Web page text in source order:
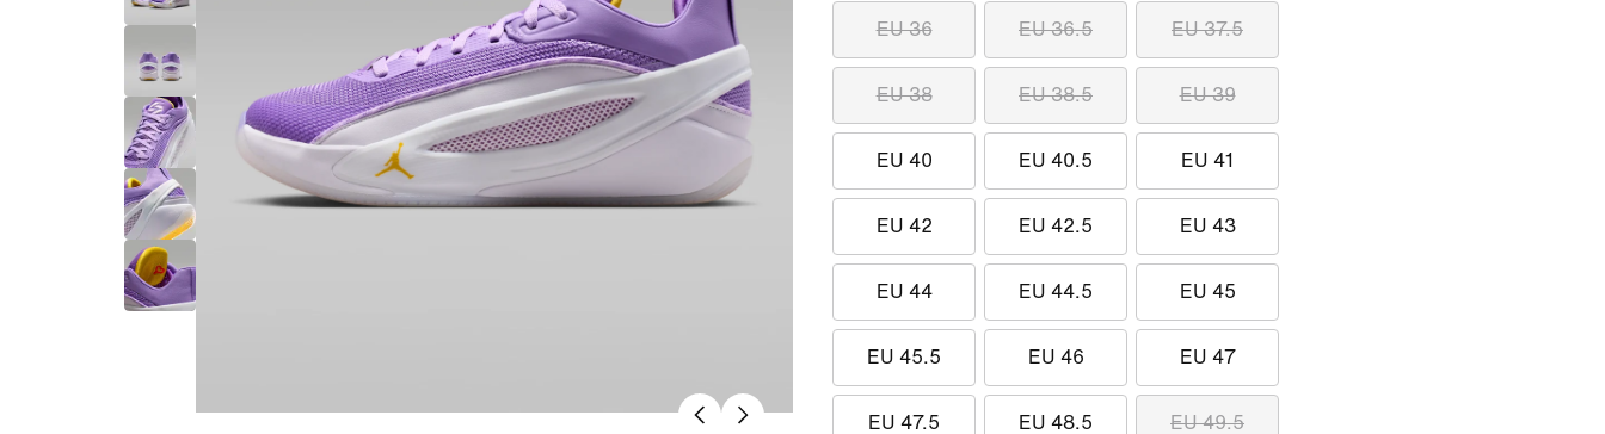
EU 36 EU 36.5 EU 37.5
EU 38 EU 38.5 EU 39
EU 40 EU 40.5 EU 41
EU 42 EU 42.5 EU 43
EU 44 EU 44.5 EU 45
EU 45.5 EU 46 EU 47
EU 47.5 EU 48.5 EU 49.5